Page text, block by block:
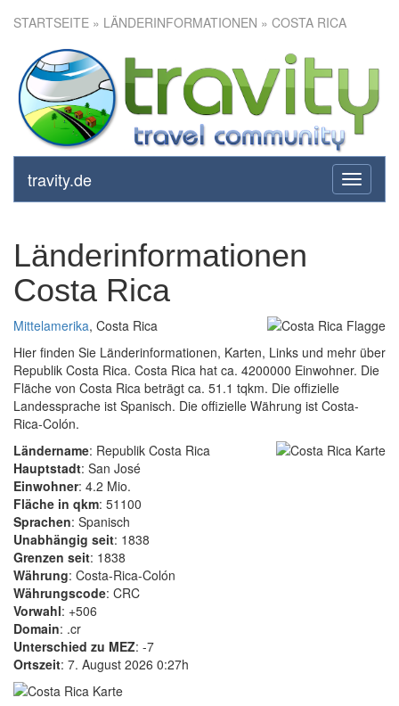
STARTSEITE » LÄNDERINFORMATIONEN » COSTA RICA
toggle
travity.de
Länderinformationen
Costa Rica
Mittelamerika, Costa Rica
Hier finden Sie Länderinformationen, Karten, Links und mehr über
Republik Costa Rica. Costa Rica hat ca. 4200000 Einwohner. Die
Fläche von Costa Rica beträgt ca. 51.1 tqkm. Die offizielle
Landessprache ist Spanisch. Die offizielle Währung ist Costa-
Rica-Colón.
Ländername: Republik Costa Rica
Hauptstadt: San José
Einwohner: 4.2 Mio.
Fläche in qkm: 51100
Sprachen: Spanisch
Unabhängig seit: 1838
Grenzen seit: 1838
Währung: Costa-Rica-Colón
Währungscode: CRC
Vorwahl: +506
Domain: .cr
Unterschied zu MEZ: -7
Ortszeit: 7. August 2026 0:27h